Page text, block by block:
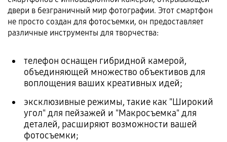
двери в безграничный мир фотографии. Этот смартфон
не просто создан для фотосъемки, он предоставляет
различные инструменты для творчества:
телефон оснащен гибридной камерой,
объединяющей множество объективов для
воплощения ваших креативных идей;
эксклюзивные режимы, такие как "Широкий
угол" для пейзажей и "Макросъемка" для
деталей, расширяют возможности вашей
фотосъемки;